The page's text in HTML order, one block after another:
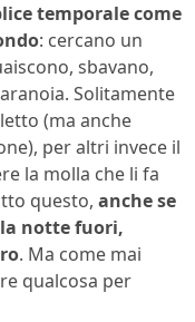
temporale come
: cercano un
sbavano,
Solitamente
(ma anche
per altri invece il
la molla che li fa
questo, anche se
notte fuori,
. Ma come mai
qualcosa per